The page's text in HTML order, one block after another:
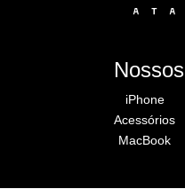
Nossos
iPhone
Acessórios
MacBook